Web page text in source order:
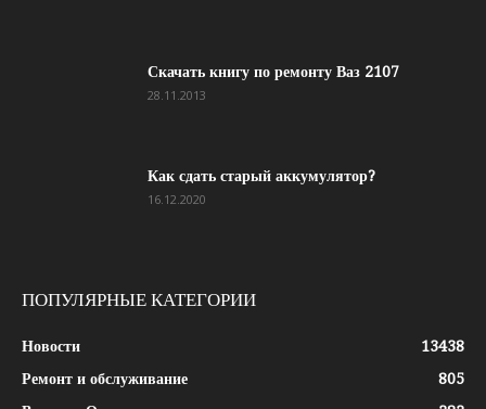
Скачать книгу по ремонту Ваз 2107
28.11.2013
Как сдать старый аккумулятор?
16.12.2020
ПОПУЛЯРНЫЕ КАТЕГОРИИ
Новости
13438
Ремонт и обслуживание
805